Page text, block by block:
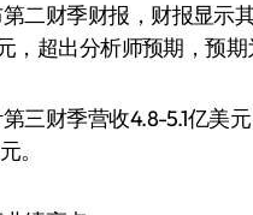
二财季财报，财报显示
，超出分析师预期，预期
三财季营收4.8-5.1亿美
。